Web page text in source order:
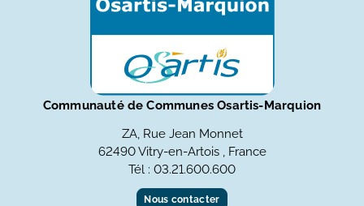
Communauté de Communes Osartis-Marquion
ZA, Rue Jean Monnet
62490 Vitry-en-Artois , France
Tél : 03.21.600.600
Nous contacter